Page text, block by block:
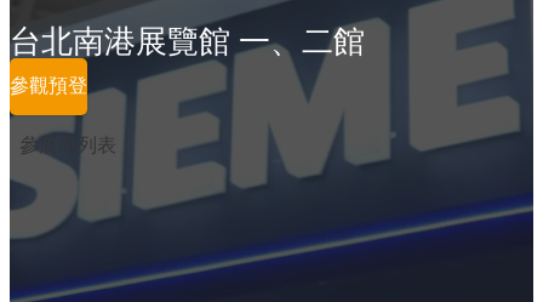
台北南港展覽館 一、二館
參觀預登
參展商列表